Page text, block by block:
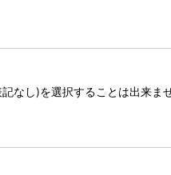
なし)を選択することは出来ませ